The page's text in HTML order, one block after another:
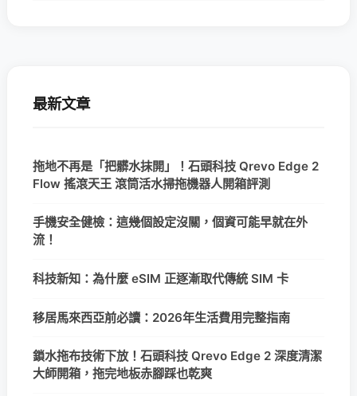
最新文章
拖地不再是「把髒水抹開」！石頭科技 Qrevo Edge 2
Flow 搖滾天王 滾筒活水掃拖機器人開箱評測
手機安全健檢：這幾個設定沒關，個資可能早就在外
流！
科技新知：為什麼 eSIM 正逐漸取代傳統 SIM 卡
移居馬來西亞前必讀：2026年生活費用完整指南
鎖水拖布技術下放！石頭科技 Qrevo Edge 2 深度清潔
大師開箱，拖完地板赤腳踩也乾爽